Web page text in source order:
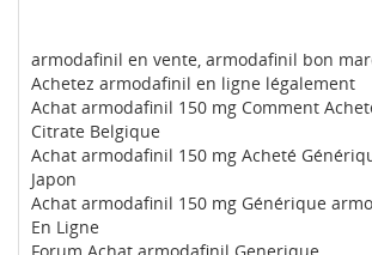
armodafinil en vente, armodafinil bon
Achetez armodafinil en ligne légalement
Achat armodafinil 150 mg Comment
Citrate Belgique
Achat armodafinil 150 mg Acheté
Japon
Achat armodafinil 150 mg Générique
En Ligne